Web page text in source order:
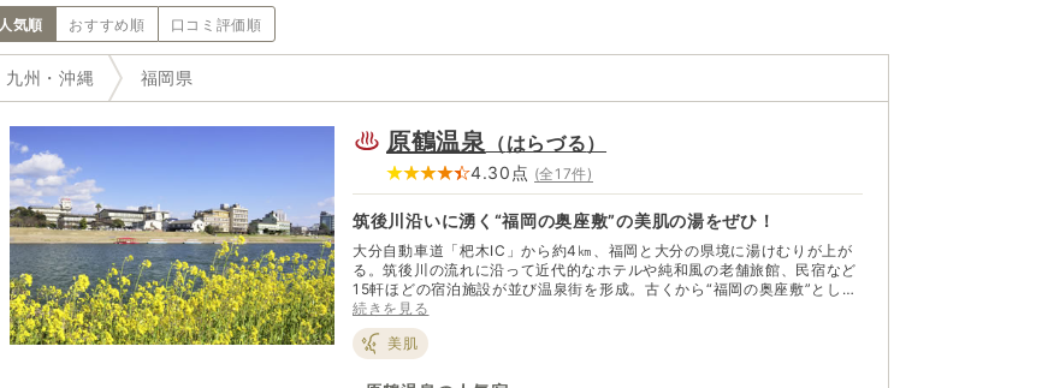
人気順 おすすめ順 口コミ評価順
九州・沖縄 福岡県
原鶴温泉 （はらづる）
4.30 点 (全17件)
筑後川沿いに湧く“福岡の奥座敷”の美肌の湯をぜひ！
大分自動車道「杷木IC」から約4㎞、福岡と大分の県境に湯けむりが上が
る。筑後川の流れに沿って近代的なホテルや純和風の老舗旅館、民宿など
15軒ほどの宿泊施設が並び温泉街を形成。古くから“福岡の奥座敷”として
親しまれる、県内屈指の規模を誇る温泉地だ。 四季折々の自然環境も良
く、春の桜、夏のホタルと鵜飼、秋の紅葉とフルーツ狩り、冬の雪見酒と
一年を通して楽しみが満載。中でも、毎年5月20日の筑後川の鮎漁解禁と
ともに始まる“伝統漁法・鵜飼”は必見。 9月末までのシーズンには日本全
続きを見る
美肌